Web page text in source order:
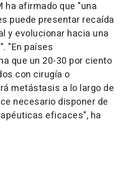
ha afirmado que "una
puede presentar recaída
y evolucionar hacia una
"En países
que un 20-30 por ciento
con cirugía o
metástasis a lo largo de
necesario disponer de
eficaces", ha